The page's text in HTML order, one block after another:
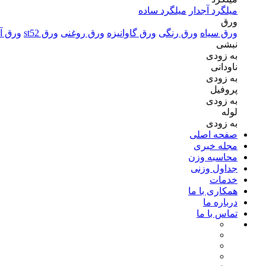
میلگرد آجدار میلگرد ساده
ورق
ورق سیاه ورق رنگی ورق گاوانیزه ورق روغنی ورق st52
ورق
نبشی
به زودی
ناودانی
به زودی
پروفیل
به زودی
لوله
به زودی
صفحه اصلی
مجله خبری
محاسبه وزن
جداول وزنی
خدمات
همکاری با ما
درباره ما
تماس با ما